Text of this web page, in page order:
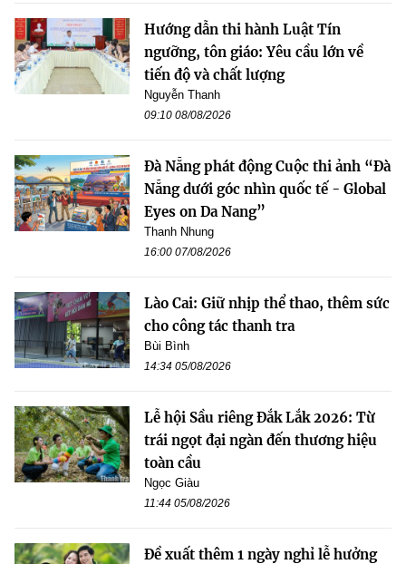
Hướng dẫn thi hành Luật Tín
ngưỡng, tôn giáo: Yêu cầu lớn về
tiến độ và chất lượng
Nguyễn Thanh
09:10 08/08/2026
Đà Nẵng phát động Cuộc thi ảnh “Đà
Nẵng dưới góc nhìn quốc tế - Global
Eyes on Da Nang”
Thanh Nhung
16:00 07/08/2026
Lào Cai: Giữ nhịp thể thao, thêm sức
cho công tác thanh tra
Bùi Bình
14:34 05/08/2026
Lễ hội Sầu riêng Đắk Lắk 2026: Từ
trái ngọt đại ngàn đến thương hiệu
toàn cầu
Ngọc Giàu
11:44 05/08/2026
Đề xuất thêm 1 ngày nghỉ lễ hưởng